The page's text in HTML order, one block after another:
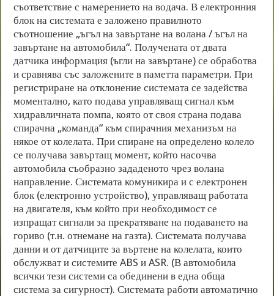
съответствие с намерението на водача. В електронния
блок на системата е заложено правилното
съотношение „ъгъл на завъртане на волана / ъгъл на
завъртане на автомобила“. Получената от двата
датчика информация (ъгли на завъртане) се обработва
и сравнява със заложените в паметта параметри. При
регистриране на отклонение системата се задейства
моментално, като подава управляващ сигнал към
хидравличната помпа, която от своя страна подава
спирачна „команда“ към спирачния механизъм на
някое от колелата. При спиране на определено колело
се получава завъртащ момент, който насочва
автомобила съобразно зададеното чрез волана
направление. Системата комуникира и с електронен
блок (електронно устройство), управляващ работата
на двигателя, към който при необходимост се
изпращат сигнали за прекратяване на подаването на
гориво (т.н. отнемане на газта). Системата получава
данни и от датчиците за въртене на колелата, които
обслужват и системите ABS и ASR. (В автомобила
всички тези системи са обединени в една обща
система за сигурност). Системата работи автоматично